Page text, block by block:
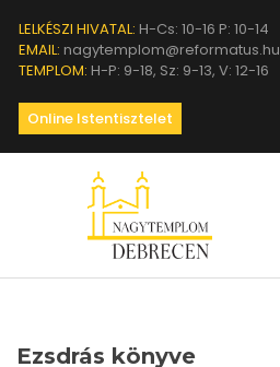
LELKÉSZI HIVATAL: H-Cs: 10-16 P: 10-14
EMAIL: nagytemplom@reformatus.hu
TEMPLOM: H-P: 9-18, Sz: 9-13, V: 12-16
Online Istentisztelet
Ezsdrás könyve